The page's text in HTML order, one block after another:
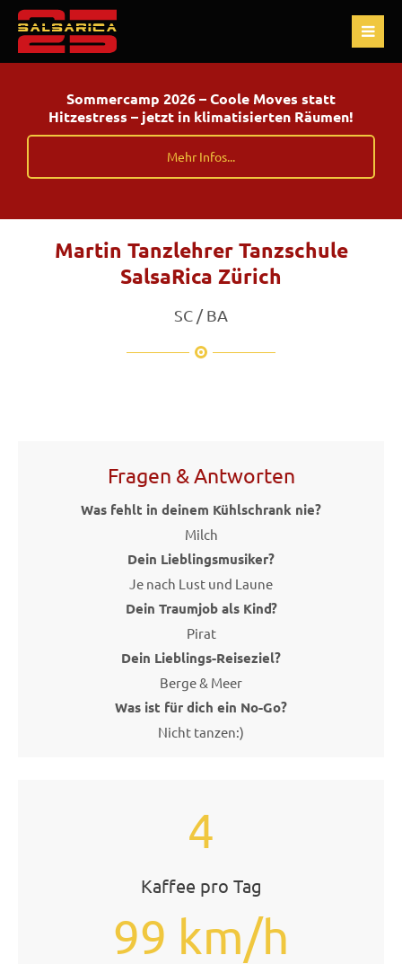
Sommercamp 2026 – Coole Moves statt
Hitzestress – jetzt in klimatisierten Räumen!
Mehr Infos...
Martin Tanzlehrer Tanzschule
SalsaRica Zürich
SC / BA
Fragen & Antworten
Was fehlt in deinem Kühlschrank nie?
Milch
Dein Lieblingsmusiker?
Je nach Lust und Laune
Dein Traumjob als Kind?
Pirat
Dein Lieblings-Reiseziel?
Berge & Meer
Was ist für dich ein No-Go?
Nicht tanzen:)
4
Kaffee pro Tag
99 km/h